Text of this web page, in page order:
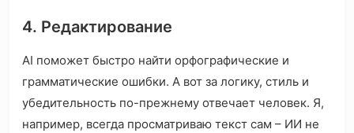
4. Редактирование
AI поможет быстро найти орфографические и
грамматические ошибки. А вот за логику, стиль и
убедительность по-прежнему отвечает человек. Я,
например, всегда просматриваю текст сам – ИИ не